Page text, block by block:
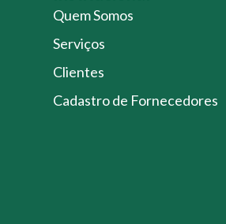
Quem Somos
Serviços
Clientes
Cadastro de Fornecedores